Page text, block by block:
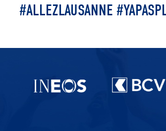
#ALLEZLAUSANNE
Partenaires du lausanne-Sport